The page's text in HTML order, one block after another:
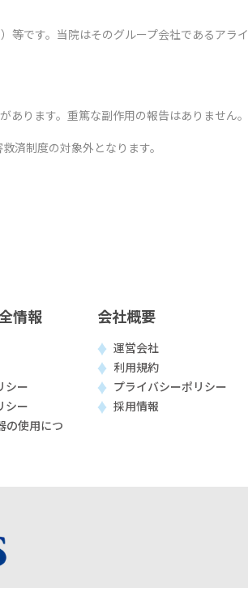
等です。当院はそのグループ会社であるアライ
ります。重篤な副作用の報告はありません。
済制度の対象外となります。
情報
シー
シー
の使用につ
会社概要
運営会社
利用規約
プライバシーポリシー
採用情報